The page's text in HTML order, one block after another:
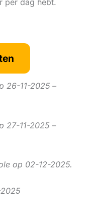
per dag hebt.
26-11-2025 –
27-11-2025 –
op 02-12-2025.